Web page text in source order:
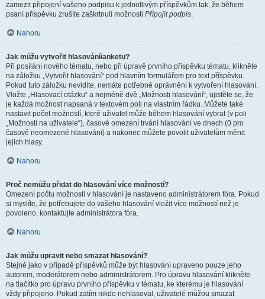
zamezit připojení vašeho podpisu k jednotlivým příspěvkům tak, že během
psaní příspěvku zrušíte zaškrtnutí možnosti Připojit podpis.
Nahoru
Jak můžu vytvořit hlasování/anketu?
Při posílání nového tématu, nebo při úpravě prvního příspěvku tématu, klikněte
na záložku „Vytvořit hlasování“ pod hlavním formulářem pro text příspěvku.
Pokud tuto záložku nevidíte, nemáte potřebné oprávnění k vytvoření hlasování.
Vložte „Hlasovací otázku“ a nejméně dvě „Možnosti hlasování“, ujistěte se, že
je každá možnost napsaná v textovém poli na vlastním řádku. Můžete také
nastavit počet možností, které uživatel může během hlasování vybrat (v poli
„Možností na uživatele“), časové omezení trvání hlasování ve dnech (0 pro
časově neomezené hlasování) a nakonec můžete povolit uživatelům měnit
jejich hlasy.
Nahoru
Proč nemůžu přidat do hlasování více možností?
Omezení počtu možností v hlasování je nastaveno administrátorem fóra. Pokud
si myslíte, že potřebujete do vašeho hlasování vložit více možností než je
povoleno, kontaktujte administrátora fóra.
Nahoru
Jak můžu upravit nebo smazat hlasování?
Stejně jako v případě příspěvků může být hlasování upraveno pouze jeho
autorem, moderátorem nebo administrátorem. Pro úpravu hlasování klikněte
na tlačítko pro úpravu prvního příspěvku v tématu, ke kterému je hlasování
vždy připojeno. Pokud zatím nikdo nehlasoval, uživatelé můžou smazat